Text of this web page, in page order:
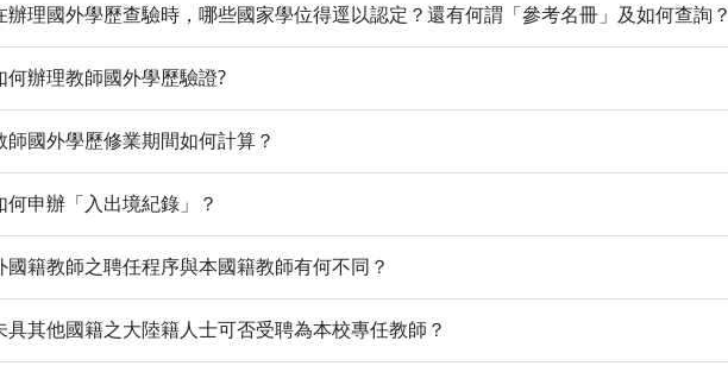
辦理國外學歷查驗時，哪些國家學位得逕以認定？還有何謂「參考名冊」及如何查詢？
何辦理教師國外學歷驗證?
師國外學歷修業期間如何計算？
何申辦「入出境紀錄」？
國籍教師之聘任程序與本國籍教師有何不同？
具其他國籍之大陸籍人士可否受聘為本校專任教師？